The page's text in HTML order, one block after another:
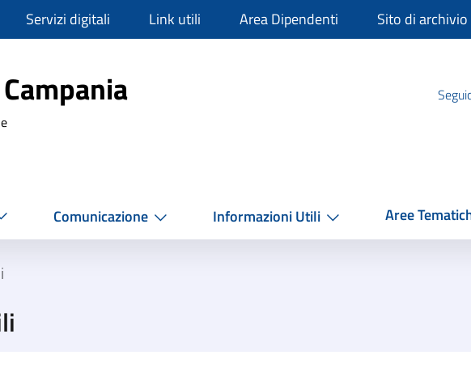
Servizi digitali Link utili Area Dipendenti Sito di archivio
Campania
Comunicazione Informazioni Utili Aree